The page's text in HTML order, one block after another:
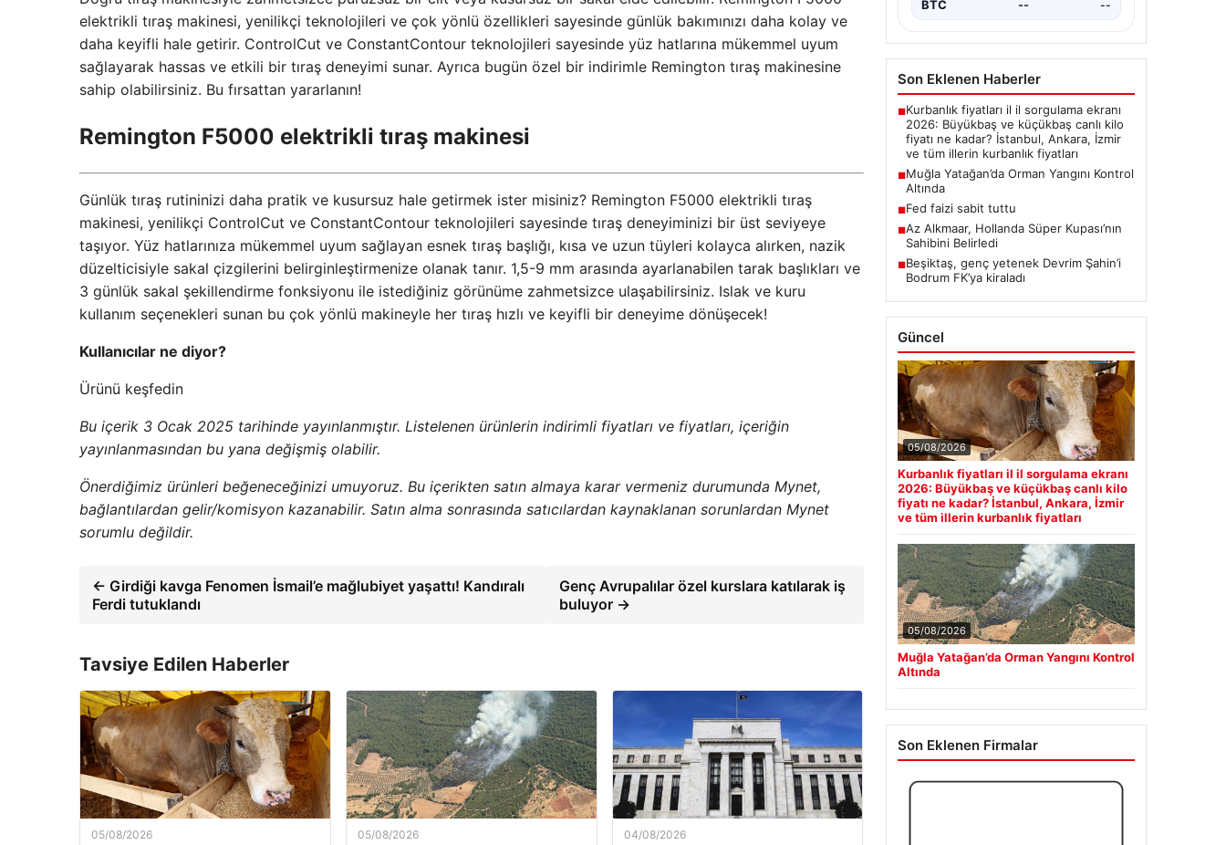
elektrikli tıraş makinesi, yenilikçi teknolojileri ve çok yönlü özellikleri sayesinde günlük bakımınızı daha kolay ve
daha keyifli hale getirir. ControlCut ve ConstantContour teknolojileri sayesinde yüz hatlarına mükemmel uyum
sağlayarak hassas ve etkili bir tıraş deneyimi sunar. Ayrıca bugün özel bir indirimle Remington tıraş makinesine
sahip olabilirsiniz. Bu fırsattan yararlanın!
Remington F5000 elektrikli tıraş makinesi
Günlük tıraş rutininizi daha pratik ve kusursuz hale getirmek ister misiniz? Remington F5000 elektrikli tıraş
makinesi, yenilikçi ControlCut ve ConstantContour teknolojileri sayesinde tıraş deneyiminizi bir üst seviyeye
taşıyor. Yüz hatlarınıza mükemmel uyum sağlayan esnek tıraş başlığı, kısa ve uzun tüyleri kolayca alırken, nazik
düzelticisiyle sakal çizgilerini belirginleştirmenize olanak tanır. 1,5-9 mm arasında ayarlanabilen tarak başlıkları ve
3 günlük sakal şekillendirme fonksiyonu ile istediğiniz görünüme zahmetsizce ulaşabilirsiniz. Islak ve kuru
kullanım seçenekleri sunan bu çok yönlü makineyle her tıraş hızlı ve keyifli bir deneyime dönüşecek!
Kullanıcılar ne diyor?
Ürünü keşfedin
Bu içerik 3 Ocak 2025 tarihinde yayınlanmıştır. Listelenen ürünlerin indirimli fiyatları ve fiyatları, içeriğin
yayınlanmasından bu yana değişmiş olabilir.
Önerdiğimiz ürünleri beğeneceğinizi umuyoruz. Bu içerikten satın almaya karar vermeniz durumunda Mynet,
bağlantılardan gelir/komisyon kazanabilir. Satın alma sonrasında satıcılardan kaynaklanan sorunlardan Mynet
sorumlu değildir.
← Girdiği kavga Fenomen İsmail’e mağlubiyet yaşattı! Kandıralı
Ferdi tutuklandı
Genç Avrupalılar özel kurslara katılarak iş
buluyor →
Tavsiye Edilen Haberler
05/08/2026 05/08/2026 04/08/2026
BTC -- --
Son Eklenen Haberler
■Kurbanlık fiyatları il il sorgulama ekranı
2026: Büyükbaş ve küçükbaş canlı kilo
fiyatı ne kadar? İstanbul, Ankara, İzmir
ve tüm illerin kurbanlık fiyatları
■Muğla Yatağan’da Orman Yangını Kontrol
Altında
■Fed faizi sabit tuttu
■Az Alkmaar, Hollanda Süper Kupası’nın
Sahibini Belirledi
■Beşiktaş, genç yetenek Devrim Şahin’i
Bodrum FK’ya kiraladı
Güncel
05/08/2026
Kurbanlık fiyatları il il sorgulama ekranı
2026: Büyükbaş ve küçükbaş canlı kilo
fiyatı ne kadar? İstanbul, Ankara, İzmir
ve tüm illerin kurbanlık fiyatları
05/08/2026
Muğla Yatağan’da Orman Yangını Kontrol
Altında
Son Eklenen Firmalar